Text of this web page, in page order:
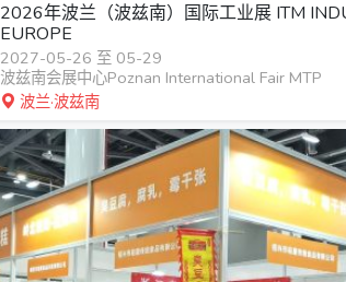
2026年波兰（波兹南）国际工业展 ITM INDUSTRY
EUROPE
2027-05-26 至 05-29
波兹南会展中心Poznan International Fair MTP
波兰·波兹南